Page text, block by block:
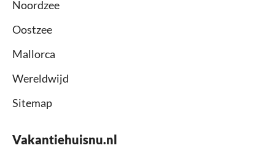
Noordzee
Oostzee
Mallorca
Wereldwijd
Sitemap
Vakantiehuisnu.nl